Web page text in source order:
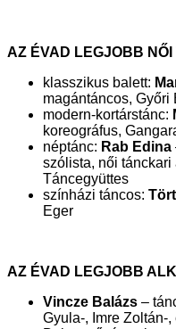
AZ ÉVAD LEGJOBB
klasszikus balett:
magántáncos, Győri
modern-kortárstánc:
koreográfus,
néptánc: Rab Edina
szólista, női tánckari
Táncegyüttes
színházi táncos:
Eger
AZ ÉVAD LEGJOBB
Vincze Balázs –
Gyula-, Imre Zoltán-